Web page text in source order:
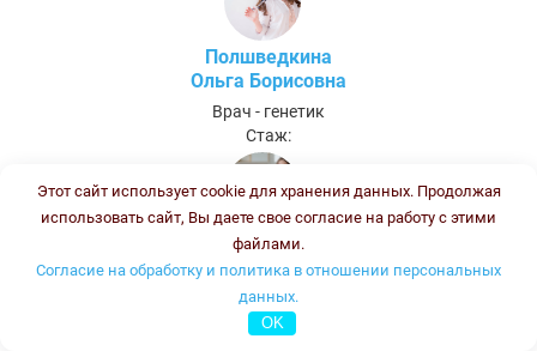
Полшведкина
Ольга Борисовна
Врач - генетик
Стаж:
Колесникова
Ирина Васильевна
Врач-генетик, врач клинической лабораторной диагностики
Стаж:
Этот сайт использует cookie для хранения данных. Продолжая
использовать сайт, Вы даете свое согласие на работу с этими
файлами.
Согласие на обработку и политика в отношении персональных
данных.
OK